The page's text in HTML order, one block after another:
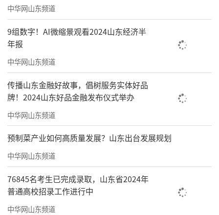
中华网山东频道
9组数字！AI微缩景观看2024山东经济半
年报
中华网山东频道
传播山东金融好故事，倡树服务实体好品
牌！2024山东好品金融发布仪式举办
中华网山东频道
预制菜产业如何高质量发展？山东出台发展规划
中华网山东频道
76845名考生已完成录取，山东省2024年
普通高校招录工作进行中
中华网山东频道